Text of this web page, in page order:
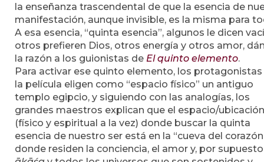
la enseñanza trascendental de que la esencia de
manifestación, aunque invisible, es la misma para
A esa esencia, “quinta esencia”, algunos le dicen
otros prefieren Dios, otros energía y otros amor,
la razón a los guionistas de El quinto elemento.
Para activar ese quinto elemento, los protagonistas
la película eligen como “espacio físico” un antiguo
templo egipcio, y siguiendo con las analogías, los
grandes maestros explican que el espacio/ubicación
(físico y espiritual a la vez) donde buscar la quinta
esencia de nuestro ser está en la “cueva del
donde residen la conciencia, el amor y, por